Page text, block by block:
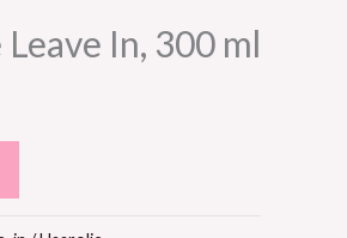
In, 300 ml